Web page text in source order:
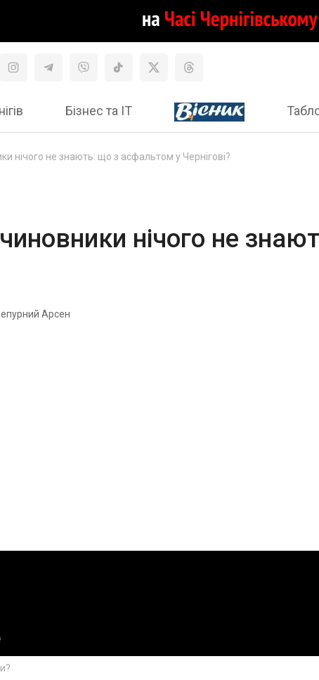
Бізнес та ІТ
нічого не знають: що з асфальтом у Чернігові?
нічого не
Арсен